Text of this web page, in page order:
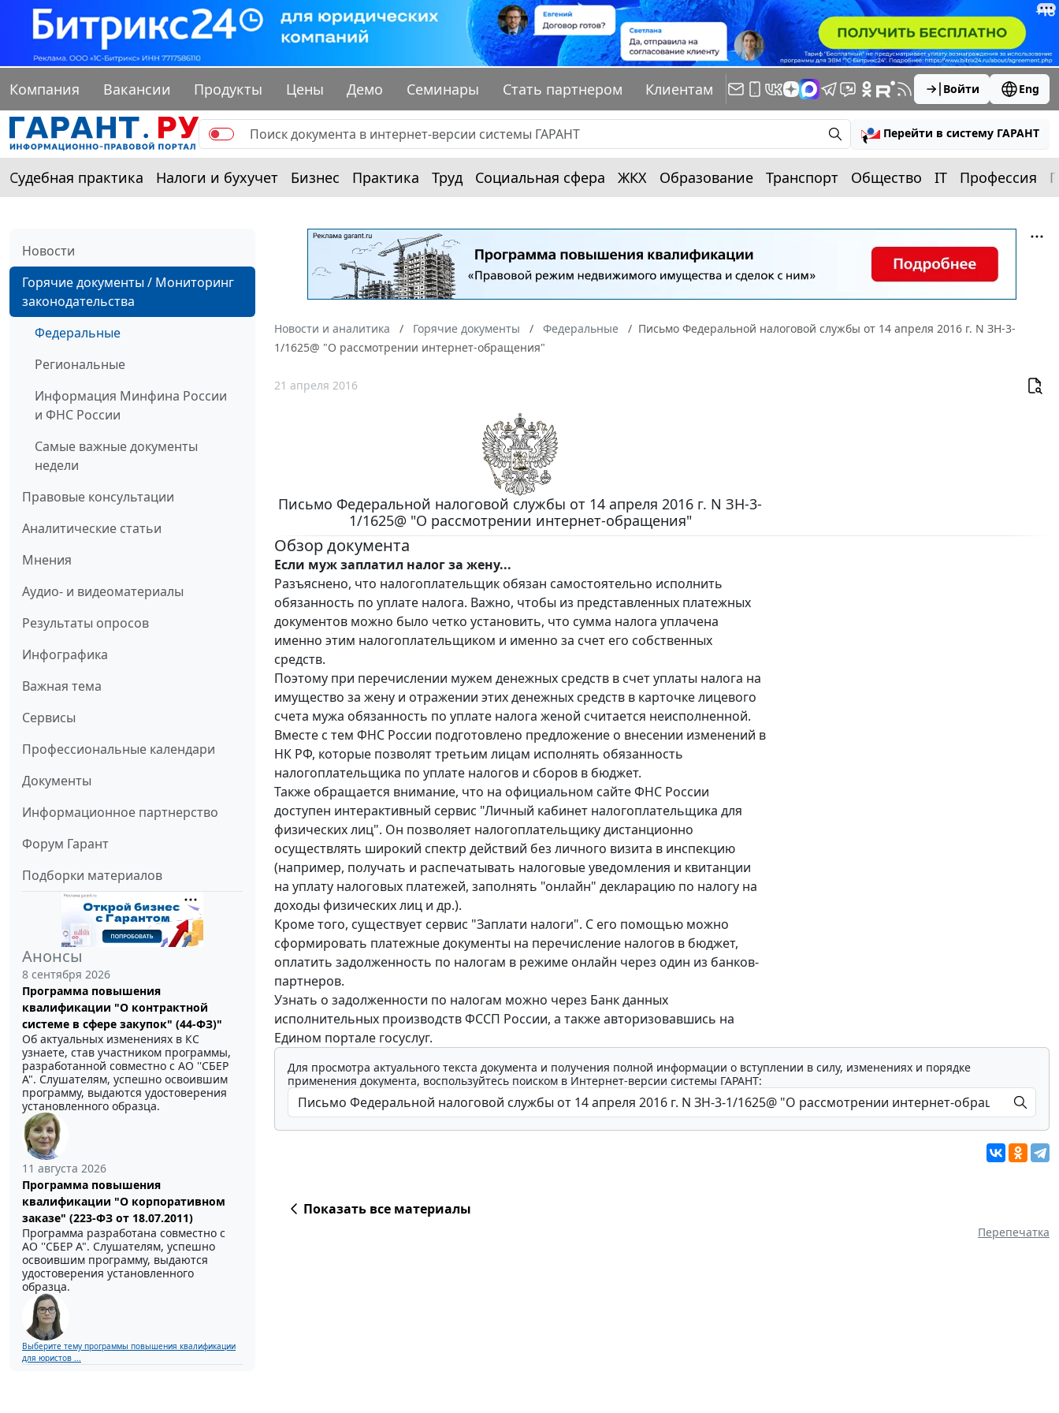
Компания Вакансии Продукты Цены Демо Семинары Стать партнером Клиентам Войти Eng
Перейти в систему ГАРАНТ
Судебная практика Налоги и бухучет Бизнес Практика Труд Социальная сфера ЖКХ Образование Транспорт Общество IT Профессия
Новости
Горячие документы / Мониторинг
законодательства
Федеральные
Региональные
Информация Минфина России
и ФНС России
Самые важные документы
недели
Правовые консультации
Аналитические статьи
Мнения
Аудио- и видеоматериалы
Результаты опросов
Инфографика
Важная тема
Сервисы
Профессиональные календари
Документы
Информационное партнерство
Форум Гарант
Подборки материалов
Анонсы
8 сентября 2026
Программа повышения
квалификации "О контрактной
системе в сфере закупок" (44-ФЗ)"
Об актуальных изменениях в КС
узнаете, став участником программы,
разработанной совместно с АО ''СБЕР
А". Слушателям, успешно освоившим
программу, выдаются удостоверения
установленного образца.
11 августа 2026
Программа повышения
квалификации "О корпоративном
заказе" (223-ФЗ от 18.07.2011)
Программа разработана совместно с
АО ''СБЕР А". Слушателям, успешно
освоившим программу, выдаются
удостоверения установленного
образца.
Выберите тему программы повышения квалификации
для юристов ...
Новости и аналитика Горячие документы Федеральные
Письмо Федеральной налоговой службы от 14 апреля 2016 г. N ЗН-3-
1/1625@ "О рассмотрении интернет-обращения"
21 апреля 2016
Письмо Федеральной налоговой службы от 14 апреля 2016 г. N ЗН-3-
1/1625@ "О рассмотрении интернет-обращения"
Обзор документа
Если муж заплатил налог за жену...
Разъяснено, что налогоплательщик обязан самостоятельно исполнить
обязанность по уплате налога. Важно, чтобы из представленных платежных
документов можно было четко установить, что сумма налога уплачена
именно этим налогоплательщиком и именно за счет его собственных
средств.
Поэтому при перечислении мужем денежных средств в счет уплаты налога на
имущество за жену и отражении этих денежных средств в карточке лицевого
счета мужа обязанность по уплате налога женой считается неисполненной.
Вместе с тем ФНС России подготовлено предложение о внесении изменений в
НК РФ, которые позволят третьим лицам исполнять обязанность
налогоплательщика по уплате налогов и сборов в бюджет.
Также обращается внимание, что на официальном сайте ФНС России
доступен интерактивный сервис "Личный кабинет налогоплательщика для
физических лиц". Он позволяет налогоплательщику дистанционно
осуществлять широкий спектр действий без личного визита в инспекцию
(например, получать и распечатывать налоговые уведомления и квитанции
на уплату налоговых платежей, заполнять "онлайн" декларацию по налогу на
доходы физических лиц и др.).
Кроме того, существует сервис "Заплати налоги". С его помощью можно
сформировать платежные документы на перечисление налогов в бюджет,
оплатить задолженность по налогам в режиме онлайн через один из банков-
партнеров.
Узнать о задолженности по налогам можно через Банк данных
исполнительных производств ФССП России, а также авторизовавшись на
Едином портале госуслуг.
Для просмотра актуального текста документа и получения полной информации о вступлении в силу, изменениях и порядке
применения документа, воспользуйтесь поиском в Интернет-версии системы ГАРАНТ:
Показать все материалы
Перепечатка